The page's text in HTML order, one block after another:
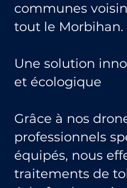
communes
tout le Morbihan.
Une solution
et écologique
Grâce à nos
professionnels
équipés, nous
traitements de